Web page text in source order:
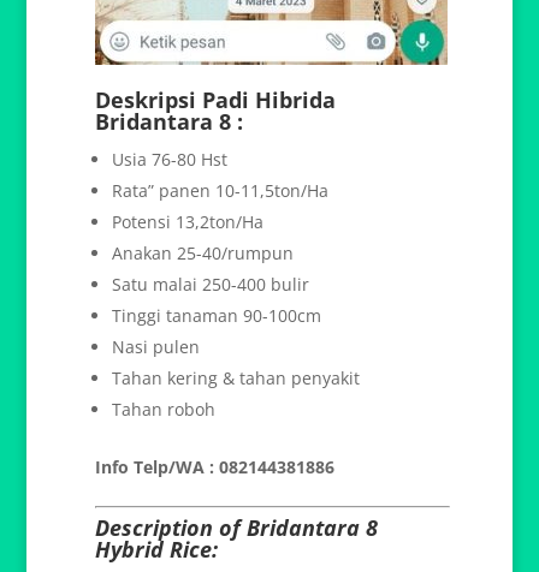
Deskripsi Padi Hibrida
Bridantara 8 :
Usia 76-80 Hst
Rata” panen 10-11,5ton/Ha
Potensi 13,2ton/Ha
Anakan 25-40/rumpun
Satu malai 250-400 bulir
Tinggi tanaman 90-100cm
Nasi pulen
Tahan kering & tahan penyakit
Tahan roboh
Info Telp/WA : 082144381886
Description of Bridantara 8
Hybrid Rice: